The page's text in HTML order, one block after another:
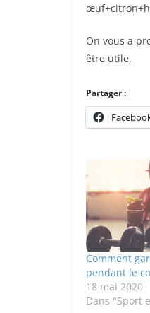
On vous a
être utile.
Partager :
Comment
pendant le
18 mai 2020
Dans "Sport